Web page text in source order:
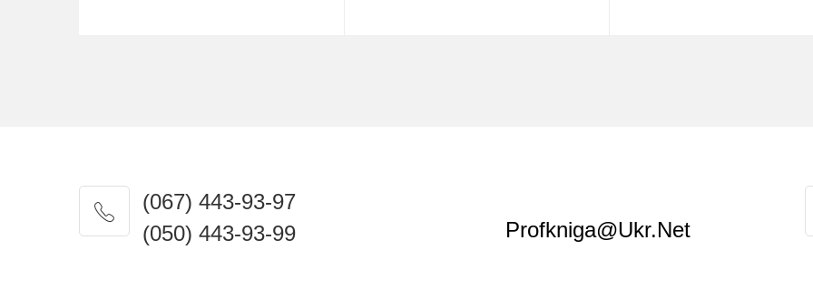
(067) 443-93-97
(050) 443-93-99
Profkniga@ukr.net